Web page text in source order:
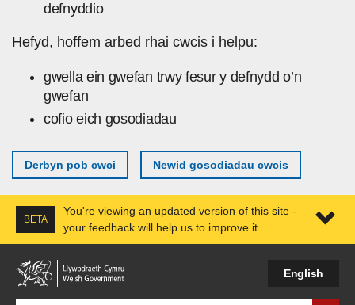
defnyddio
Hefyd, hoffem arbed rhai cwcis i helpu:
gwella ein gwefan trwy fesur y defnydd o’n
gwefan
cofio eich gosodiadau
Derbyn pob cwci Newid gosodiadau cwcis
BETA
You're viewing an updated version of this site -
your feedback will help us to improve it.
English